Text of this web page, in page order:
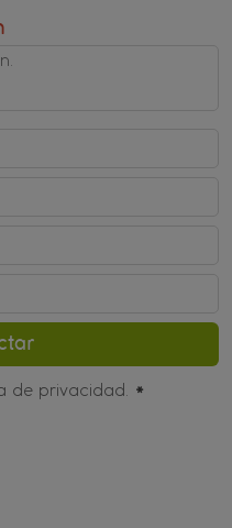
de privacidad. *